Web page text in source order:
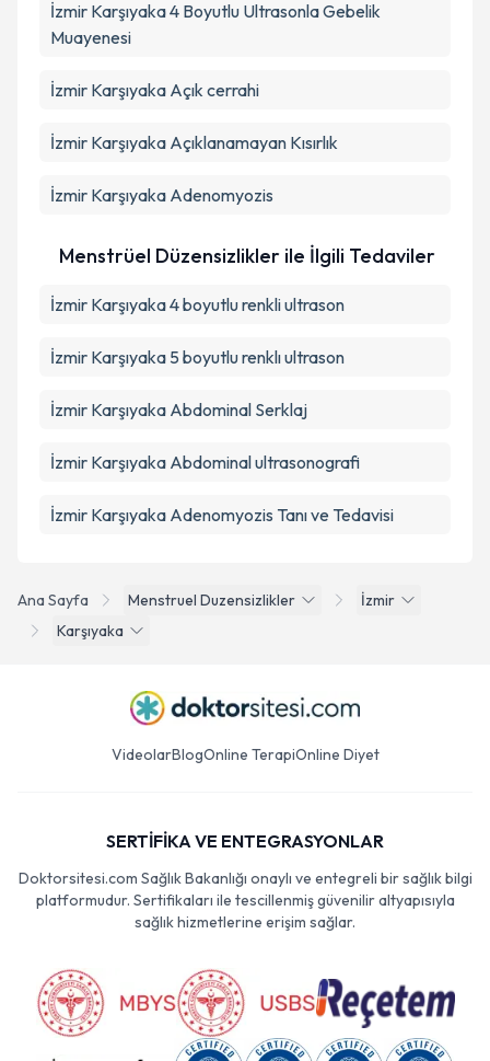
Ana Sayfa Menstruel Duzensizlikler
İzmir
Karşıyaka
İzmir Karşıyaka 4 Boyutlu Ultrasonla Gebelik
Muayenesi
İzmir Karşıyaka Açık cerrahi
İzmir Karşıyaka Açıklanamayan Kısırlık
İzmir Karşıyaka Adenomyozis
Menstrüel Düzensizlikler ile İlgili Tedaviler
İzmir Karşıyaka 4 boyutlu renkli ultrason
İzmir Karşıyaka 5 boyutlu renklı ultrason
İzmir Karşıyaka Abdominal Serklaj
İzmir Karşıyaka Abdominal ultrasonografi
İzmir Karşıyaka Adenomyozis Tanı ve Tedavisi
VideolarBlogOnline TerapiOnline Diyet
SERTİFİKA VE ENTEGRASYONLAR
Doktorsitesi.com Sağlık Bakanlığı onaylı ve entegreli bir sağlık bilgi
platformudur. Sertifikaları ile tescillenmiş güvenilir altyapısıyla
sağlık hizmetlerine erişim sağlar.